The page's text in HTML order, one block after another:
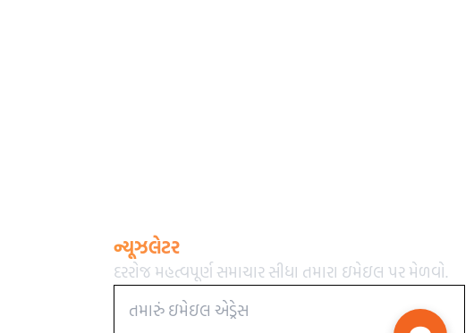
ન્યૂઝલેટર
દરરોજ મહત્વપૂર્ણ સમાચાર સીધા તમારા ઇમેઇલ પર મેળવો.